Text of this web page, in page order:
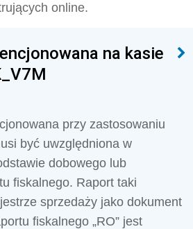
online.
na kasie
przy zastosowaniu
być uwzględniona w
dobowego lub
fiskalnego. Raport taki
sprzedaży jako dokument
fiskalnego „RO” jest